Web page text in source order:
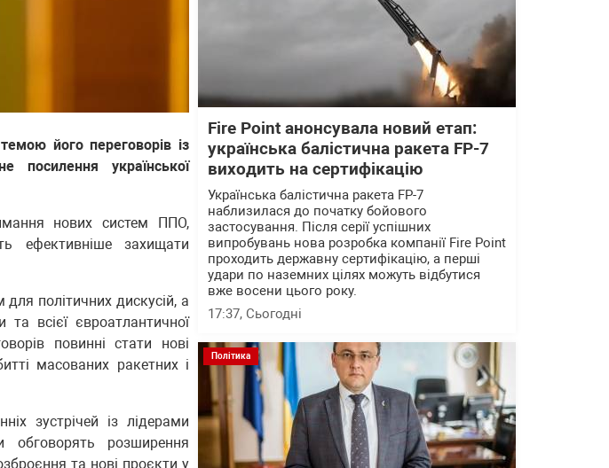
його переговорів із
української
нових систем ППО,
ефективніше захищати
політичних дискусій, а
всієї євроатлантичної
повинні стати нові
масованих ракетних і
зустрічей із лідерами
обговорять розширення
та нові проєкти у
Fire Point анонсувала новий етап:
українська балістична ракета FP-7
виходить на сертифікацію
Українська балістична ракета FP-7
наблизилася до початку бойового
застосування. Після серії успішних
випробувань нова розробка компанії Fire Point
проходить державну сертифікацію, а перші
удари по наземних цілях можуть відбутися
вже восени цього року.
17:37, Сьогодні
Політика